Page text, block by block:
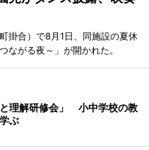
掛合）で8月1日、同施設の夏休
ながる夜～」が開かれた。
理解研修会」 小中学校の教
ぶ